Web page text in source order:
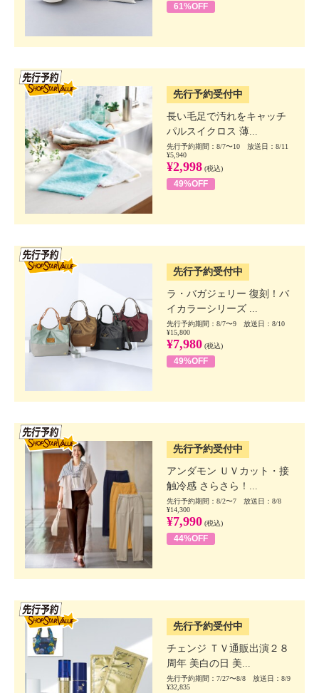
61%OFF
先行予約受付中
長い毛足で汚れをキャッチ
パルスイクロス 薄...
先行予約期間：8/7〜10 放送日：8/11
¥5,940
¥2,998 (税込)
49%OFF
先行予約受付中
ラ・バガジェリー 復刻！バ
イカラーシリーズ ...
先行予約期間：8/7〜9 放送日：8/10
¥15,800
¥7,980 (税込)
49%OFF
先行予約受付中
アンダモン ＵＶカット・接
触冷感 さらさら！...
先行予約期間：8/2〜7 放送日：8/8
¥14,300
¥7,990 (税込)
44%OFF
先行予約受付中
チェンジ ＴＶ通販出演２８
周年 美白の日 美...
先行予約期間：7/27〜8/8 放送日：8/9
¥32,835